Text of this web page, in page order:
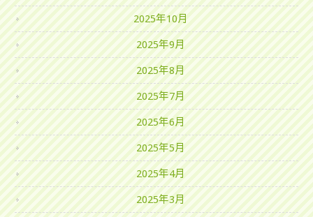
2025年10月
2025年9月
2025年8月
2025年7月
2025年6月
2025年5月
2025年4月
2025年3月